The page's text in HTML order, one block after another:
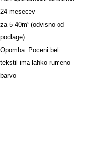
24 mesecev
za 5-40m² (odvisno od
podlage)
Opomba: Poceni beli
tekstil ima lahko rumeno
barvo